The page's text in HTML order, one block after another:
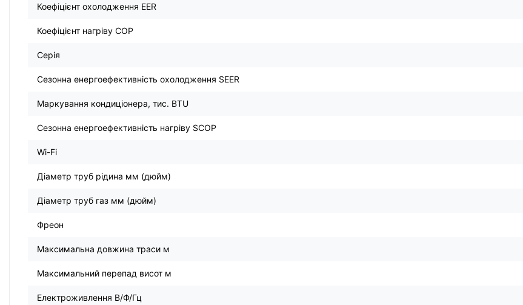
Коефіцієнт охолодження EER
Коефіцієнт нагріву COP
Серія
Сезонна енергоефективність охолодження SEER
Маркування кондиціонера, тис. BTU
Сезонна енергоефективність нагріву SCOP
Wi-Fi
Діаметр труб рідина мм (дюйм)
Діаметр труб газ мм (дюйм)
Фреон
Максимальна довжина траси м
Максимальний перепад висот м
Електроживлення В/Ф/Гц